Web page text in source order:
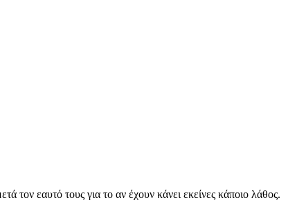
τον εαυτό τους για το αν έχουν κάνει εκείνες κάπoιο λάθος.